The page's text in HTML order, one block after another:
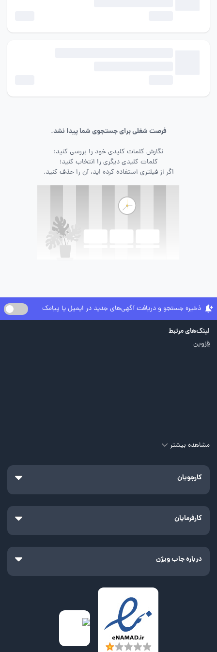
فرصت شغلی برای جستجوی شما پیدا نشد.
نگارش کلمات کلیدی خود را بررسی کنید؛
کلمات کلیدی دیگری را انتخاب کنید؛
اگر از فیلتری استفاده کرده اید، آن را حذف کنید.
ذخیره جستجو و دریافت آگهی‌های جدید در ایمیل یا پیامک
لینک‌های مرتبط
قزوین
مشاهده بیشتر
کارجویان
کارفرمایان
درباره جاب ویژن